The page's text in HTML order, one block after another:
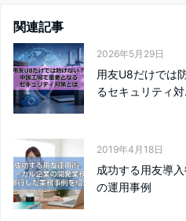
関連記事
2026年5月29日
用友U8だけでは
るセキュリティ
2019年4月18日
成功する用友導
の運用事例